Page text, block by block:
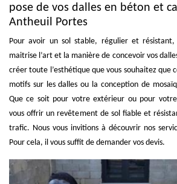
pose de vos dalles en béton et
Antheuil Portes
Pour avoir un sol stable, régulier et résistant,
maitrise l’art et la manière de concevoir vos
créer toute l’esthétique que vous souhaitez que
motifs sur les dalles ou la conception de
Que ce soit pour votre extérieur ou pour
vous offrir un revêtement de sol fiable et
trafic. Nous vous invitions à découvrir nos
Pour cela, il vous suffit de demander vos devis.